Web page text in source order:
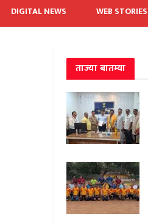
DIGITAL NEWS WEB STORIES
ताज्या बातम्या